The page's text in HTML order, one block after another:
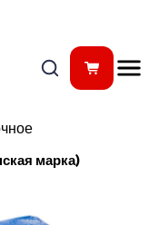
марка)